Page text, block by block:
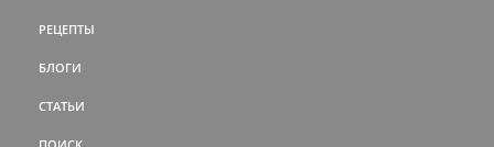
РЕЦЕПТЫ
БЛОГИ
СТАТЬИ